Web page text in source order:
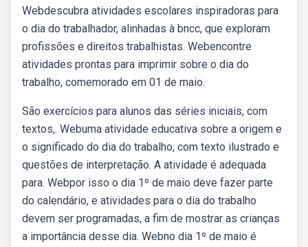
Webdescubra atividades escolares inspiradoras para
o dia do trabalhador, alinhadas à bncc, que exploram
profissões e direitos trabalhistas. Webencontre
atividades prontas para imprimir sobre o dia do
trabalho, comemorado em 01 de maio.
São exercícios para alunos das séries iniciais, com
textos,. Webuma atividade educativa sobre a origem e
o significado do dia do trabalho, com texto ilustrado e
questões de interpretação. A atividade é adequada
para. Webpor isso o dia 1º de maio deve fazer parte
do calendário, e atividades para o dia do trabalho
devem ser programadas, a fim de mostrar as crianças
a importância desse dia. Webno dia 1º de maio é